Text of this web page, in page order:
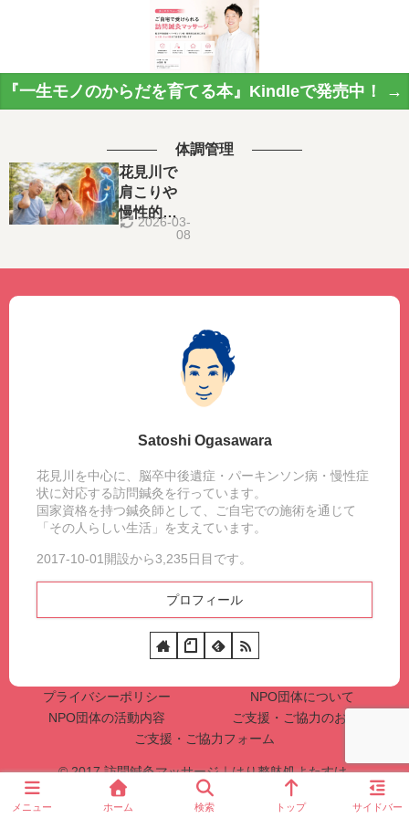
一生モノのからだを育てる本』Kindleで発売中！ →
体調管理
花見川で
肩こりや
慢性的な
疲れに悩
せんか？
2026-03-
08
Satoshi Ogasawara
花見川を中心に、脳卒中後遺症・パーキンソン病・慢性症
状に対応する訪問鍼灸を行っています。
国家資格を持つ鍼灸師として、ご自宅での施術を通じて
「その人らしい生活」を支えています。
2017-10-01開設から3,235日目です。
プロフィール
プライバシーポリシー
NPO団体について
NPO団体の活動内容
ご支援・ご協力のお願い
ご支援・ご協力フォーム
© 2017 訪問鍼灸マッサージ｜はり整躰処よたすけ.
メニュー ホーム 検索 トップ サイドバー